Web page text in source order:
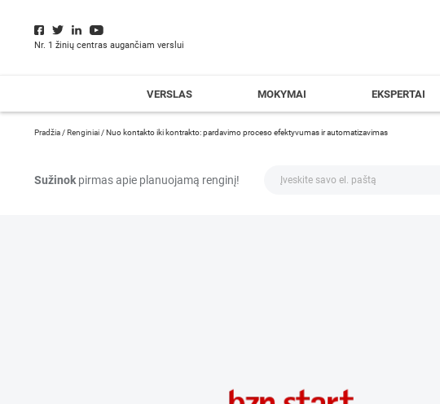
Nr. 1 žinių centras augančiam verslui
VERSLAS MOKYMAI EKSPERTAI
Pradžia /Renginiai /Nuo kontakto iki kontrakto: pardavimo proceso efektyvumas ir automatizavimas
Sužinok pirmas apie planuojamą renginį!